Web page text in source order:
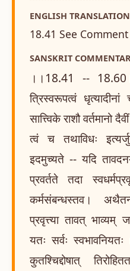
ENGLISH TRANSLATION
18.41 See
SANSKRIT
।।18.41 --
त्रिस्वरूपत्वं
सात्त्विके राशौ वर्तमानो
त्वं च तथाविधः
इदमुच्यते -- यदि
प्रवर्तते तदा
कर्मसंबन्धस्तव।
प्रवृत्त्या तावत् भाव्यम्
यतः सर्वः
कुतश्चिद्दोषात्